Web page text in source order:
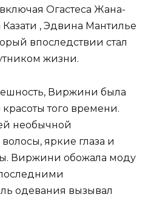
Огастеса Жана-
, Эдвина Мантилье
впоследствии стал
жизни.
Виржини была
красоты того времени.
необычной
яркие глаза и
Виржини обожала моду
одевания вызывал